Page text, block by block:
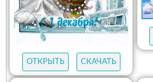
ОТКРЫТЬ СКАЧАТЬ